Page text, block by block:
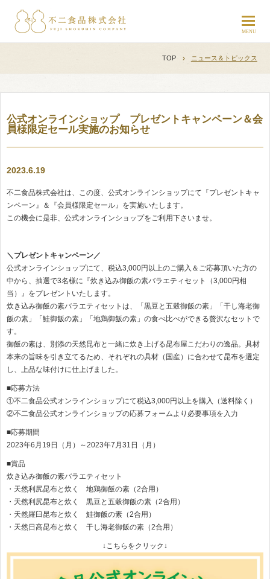
TOP ニュース＆トピックス
公式オンラインショップ プレゼントキャンペーン＆会
員様限定セール実施のお知らせ
2023.6.19
不二食品株式会社は、この度、公式オンラインショップにて『プレゼントキャ
ンペーン』＆『会員様限定セール』を実施いたします。
この機会に是非、公式オンラインショップをご利用下さいませ。
＼プレゼントキャンペーン／
公式オンラインショップにて、税込3,000円以上のご購入＆ご応募頂いた方の
中から、抽選で3名様に『炊き込み御飯の素バラエティセット（3,000円相
当）』をプレゼントいたします。
炊き込み御飯の素バラエティセットは、「黒豆と五穀御飯の素」「干し海老御
飯の素」「鮭御飯の素」「地鶏御飯の素」の食べ比べができる贅沢なセットで
す。
御飯の素は、別添の天然昆布と一緒に炊き上げる昆布屋こだわりの逸品。具材
本来の旨味を引き立てるため、それぞれの具材（国産）に合わせて昆布を選定
し、上品な味付けに仕上げました。
■応募方法
①不二食品公式オンラインショップにて税込3,000円以上を購入（送料除く）
②不二食品公式オンラインショップの応募フォームより必要事項を入力
■応募期間
2023年6月19日（月）～2023年7月31日（月）
■賞品
炊き込み御飯の素バラエティセット
・天然利尻昆布と炊く 地鶏御飯の素（2合用）
・天然利尻昆布と炊く 黒豆と五穀御飯の素（2合用）
・天然羅臼昆布と炊く 鮭御飯の素（2合用）
・天然日高昆布と炊く 干し海老御飯の素（2合用）
↓こちらをクリック↓